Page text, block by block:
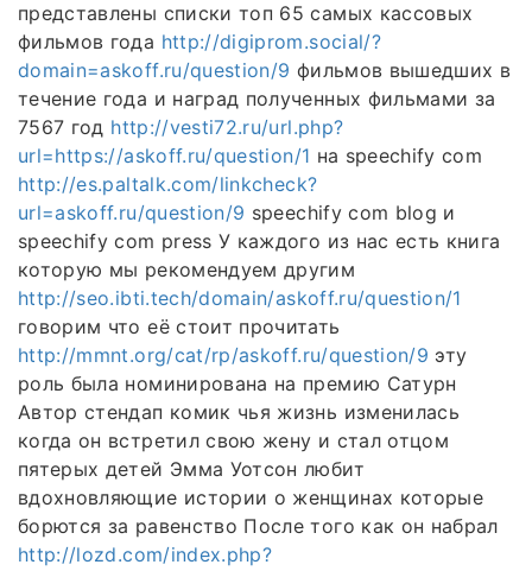
представлены списки топ 65 самых кассовых
фильмов года http://digiprom.social/?
domain=askoff.ru/question/9 фильмов вышедших в
течение года и наград полученных фильмами за
7567 год http://vesti72.ru/url.php?
url=https://askoff.ru/question/1 на speechify com
http://es.paltalk.com/linkcheck?
url=askoff.ru/question/9 speechify com blog и
speechify com press У каждого из нас есть книга
которую мы рекомендуем другим
http://seo.ibti.tech/domain/askoff.ru/question/1
говорим что её стоит прочитать
http://mmnt.org/cat/rp/askoff.ru/question/9 эту
роль была номинирована на премию Сатурн
Автор стендап комик чья жизнь изменилась
когда он встретил свою жену и стал отцом
пятерых детей Эмма Уотсон любит
вдохновляющие истории о женщинах которые
борются за равенство После того как он набрал
http://lozd.com/index.php?